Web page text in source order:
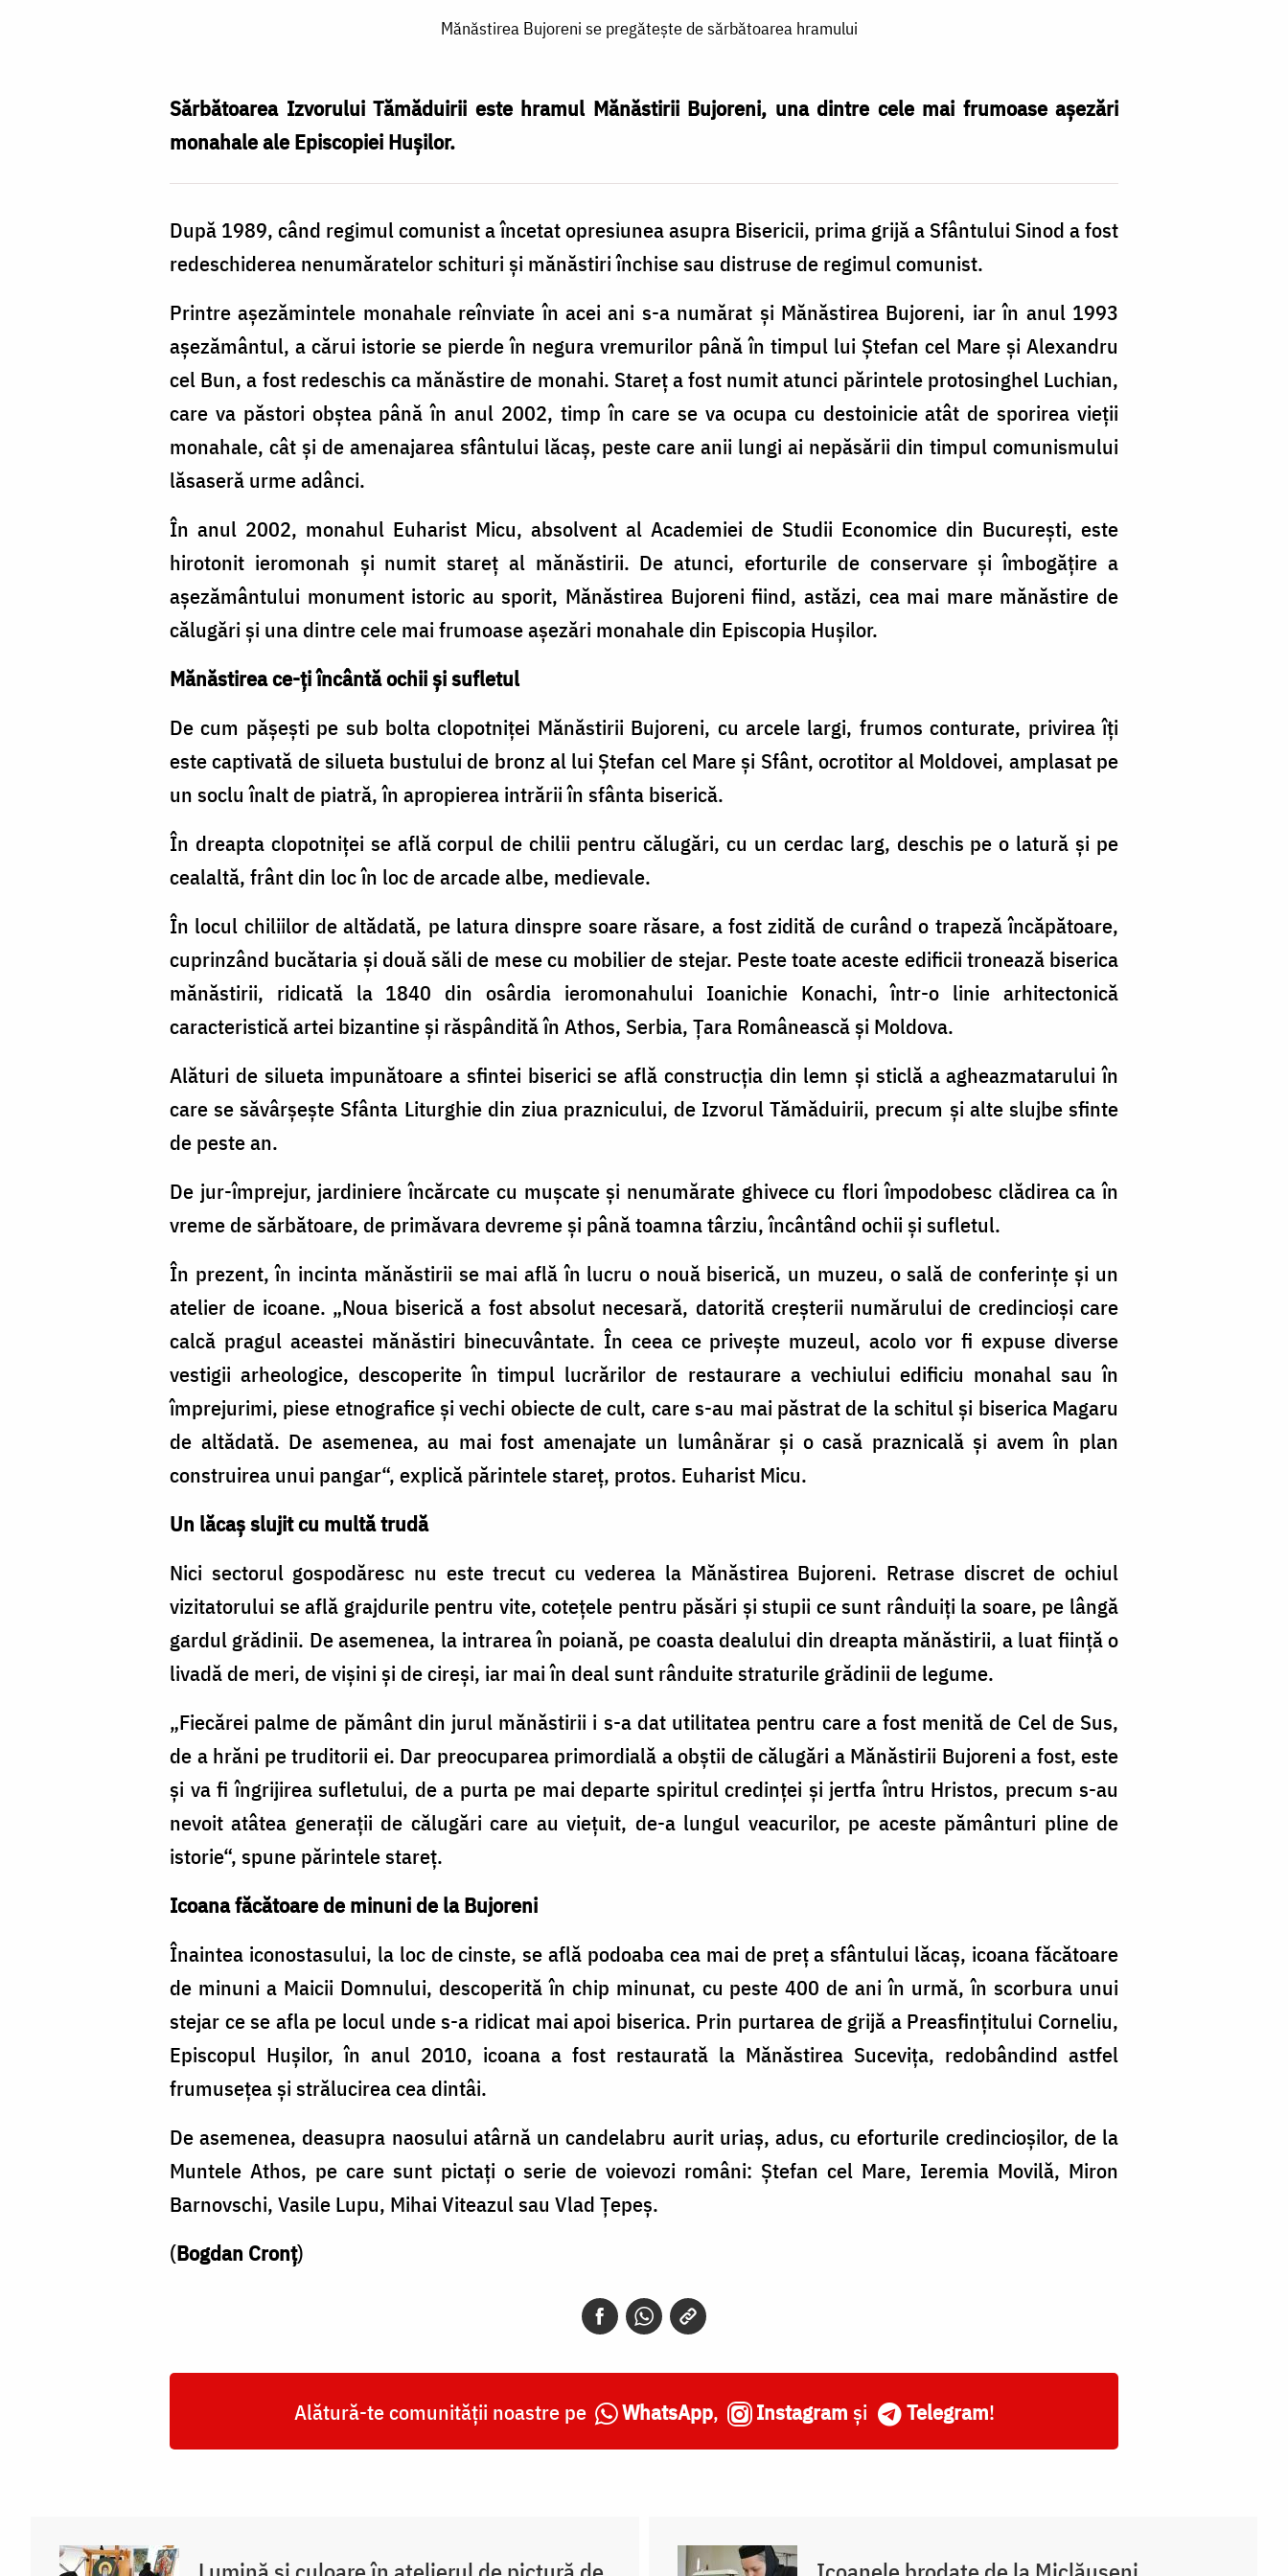
Mănăstirea Bujoreni se pregăteşte de sărbătoarea hramului
Sărbătoarea Izvorului Tămăduirii este hramul Mănăstirii Bujoreni, una dintre cele mai frumoase aşezări
monahale ale Episcopiei Huşilor.
După 1989, când regimul comunist a încetat opresiunea asupra Bisericii, prima grijă a Sfântului Sinod a fost
redeschiderea nenumăratelor schituri şi mănăstiri închise sau distruse de regimul comunist.
Printre aşezămintele monahale reînviate în acei ani s-a numărat şi Mănăstirea Bujoreni, iar în anul 1993
aşezământul, a cărui istorie se pierde în negura vremurilor până în timpul lui Ştefan cel Mare şi Alexandru
cel Bun, a fost redeschis ca mănăstire de monahi. Stareţ a fost numit atunci părintele protosinghel Luchian,
care va păstori obştea până în anul 2002, timp în care se va ocupa cu destoinicie atât de sporirea vieţii
monahale, cât şi de amenajarea sfântului lăcaş, peste care anii lungi ai nepăsării din timpul comunismului
lăsaseră urme adânci.
În anul 2002, monahul Euharist Micu, absolvent al Academiei de Studii Economice din Bucureşti, este
hirotonit ieromonah şi numit stareţ al mănăstirii. De atunci, eforturile de conservare şi îmbogăţire a
aşezământului monument istoric au sporit, Mănăstirea Bujoreni fiind, astăzi, cea mai mare mănăstire de
călugări şi una dintre cele mai frumoase aşezări monahale din Episcopia Huşilor.
Mănăstirea ce-ţi încântă ochii şi sufletul
De cum păşeşti pe sub bolta clopotniţei Mănăstirii Bujoreni, cu arcele largi, frumos conturate, privirea îţi
este captivată de silueta bustului de bronz al lui Ştefan cel Mare şi Sfânt, ocrotitor al Moldovei, amplasat pe
un soclu înalt de piatră, în apropierea intrării în sfânta biserică.
În dreapta clopotniţei se află corpul de chilii pentru călugări, cu un cerdac larg, deschis pe o latură şi pe
cealaltă, frânt din loc în loc de arcade albe, medievale.
În locul chiliilor de altădată, pe latura dinspre soare răsare, a fost zidită de curând o trapeză încăpătoare,
cuprinzând bucătaria şi două săli de mese cu mobilier de stejar. Peste toate aceste edificii tronează biserica
mănăstirii, ridicată la 1840 din osârdia ieromonahului Ioanichie Konachi, într-o linie arhitectonică
caracteristică artei bizantine şi răspândită în Athos, Serbia, Ţara Românească şi Moldova.
Alături de silueta impunătoare a sfintei biserici se află construcţia din lemn şi sticlă a agheazmatarului în
care se săvârşeşte Sfânta Liturghie din ziua praznicului, de Izvorul Tămăduirii, precum şi alte slujbe sfinte
de peste an.
De jur-împrejur, jardiniere încărcate cu muşcate şi nenumărate ghivece cu flori împodobesc clădirea ca în
vreme de sărbătoare, de primăvara devreme şi până toamna târziu, încântând ochii şi sufletul.
În prezent, în incinta mănăstirii se mai află în lucru o nouă biserică, un muzeu, o sală de conferinţe şi un
atelier de icoane. „Noua biserică a fost absolut necesară, datorită creşterii numărului de credincioşi care
calcă pragul aceastei mănăstiri binecuvântate. În ceea ce priveşte muzeul, acolo vor fi expuse diverse
vestigii arheologice, descoperite în timpul lucrărilor de restaurare a vechiului edificiu monahal sau în
împrejurimi, piese etnografice şi vechi obiecte de cult, care s-au mai păstrat de la schitul şi biserica Magaru
de altădată. De asemenea, au mai fost amenajate un lumânărar şi o casă praznicală şi avem în plan
construirea unui pangar“, explică părintele stareţ, protos. Euharist Micu.
Un lăcaş slujit cu multă trudă
Nici sectorul gospodăresc nu este trecut cu vederea la Mănăstirea Bujoreni. Retrase discret de ochiul
vizitatorului se află grajdurile pentru vite, coteţele pentru păsări şi stupii ce sunt rânduiţi la soare, pe lângă
gardul grădinii. De asemenea, la intrarea în poiană, pe coasta dealului din dreapta mănăstirii, a luat fiinţă o
livadă de meri, de vişini şi de cireşi, iar mai în deal sunt rânduite straturile grădinii de legume.
„Fiecărei palme de pământ din jurul mănăstirii i s-a dat utilitatea pentru care a fost menită de Cel de Sus,
de a hrăni pe truditorii ei. Dar preocuparea primordială a obştii de călugări a Mănăstirii Bujoreni a fost, este
şi va fi îngrijirea sufletului, de a purta pe mai departe spiritul credinţei şi jertfa întru Hristos, precum s-au
nevoit atâtea generaţii de călugări care au vieţuit, de-a lungul veacurilor, pe aceste pământuri pline de
istorie“, spune părintele stareţ.
Icoana făcătoare de minuni de la Bujoreni
Înaintea iconostasului, la loc de cinste, se află podoaba cea mai de preţ a sfântului lăcaş, icoana făcătoare
de minuni a Maicii Domnului, descoperită în chip minunat, cu peste 400 de ani în urmă, în scorbura unui
stejar ce se afla pe locul unde s-a ridicat mai apoi biserica. Prin purtarea de grijă a Preasfinţitului Corneliu,
Episcopul Huşilor, în anul 2010, icoana a fost restaurată la Mănăstirea Suceviţa, redobândind astfel
frumuseţea şi strălucirea cea dintâi.
De asemenea, deasupra naosului atârnă un candelabru aurit uriaş, adus, cu eforturile credincioşilor, de la
Muntele Athos, pe care sunt pictaţi o serie de voievozi români: Ştefan cel Mare, Ieremia Movilă, Miron
Barnovschi, Vasile Lupu, Mihai Viteazul sau Vlad Ţepeş.
(Bogdan Cronț)
Alătură-te comunității noastre pe WhatsApp, Instagram și Telegram!